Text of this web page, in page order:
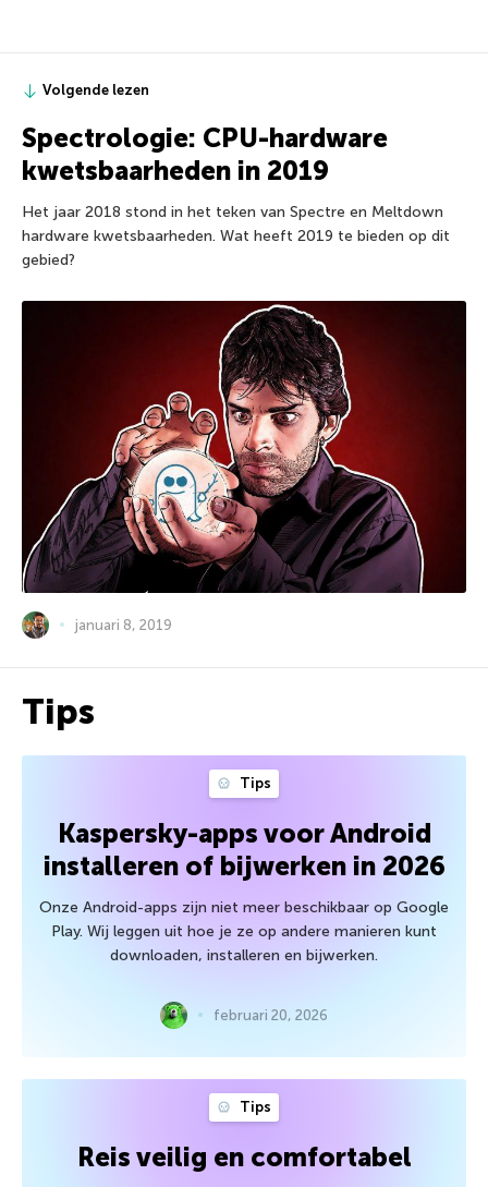
Volgende lezen
Spectrologie: CPU-hardware
kwetsbaarheden in 2019
Het jaar 2018 stond in het teken van Spectre en Meltdown
hardware kwetsbaarheden. Wat heeft 2019 te bieden op dit
gebied?
januari 8, 2019
Tips
Tips
Kaspersky-apps voor Android
installeren of bijwerken in 2026
Onze Android-apps zijn niet meer beschikbaar op Google
Play. Wij leggen uit hoe je ze op andere manieren kunt
downloaden, installeren en bijwerken.
februari 20, 2026
Tips
Reis veilig en comfortabel